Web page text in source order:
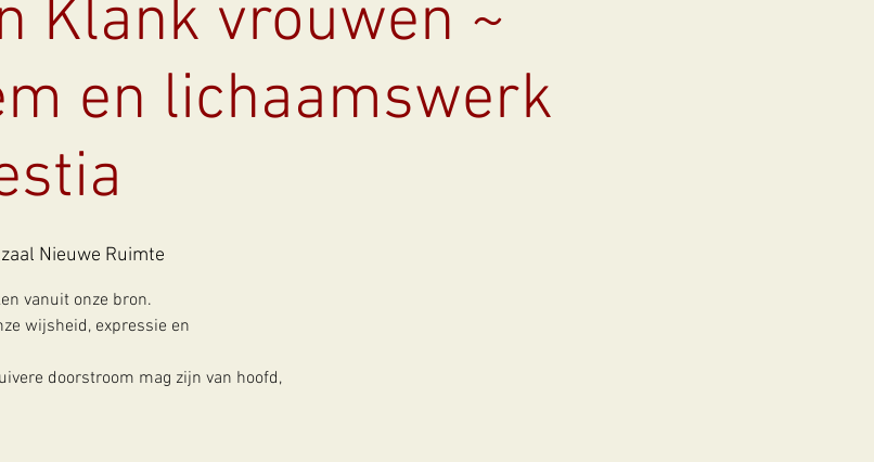
Klank vrouwen ~
en lichaamswerk
Nieuwe Ruimte
vanuit onze bron.
wijsheid, expressie en
doorstroom mag zijn van hoofd,